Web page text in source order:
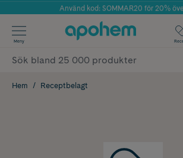
Årets Butik 2025 inom Skönhet
Använd kod: SOMMAR20 för 20%
✓ Fri frakt
✓ Poäng på alla köp*
Meny
Hem Receptbelagt